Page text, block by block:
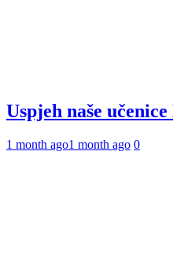
Uspjeh naše
1 month ago1 month ago 0